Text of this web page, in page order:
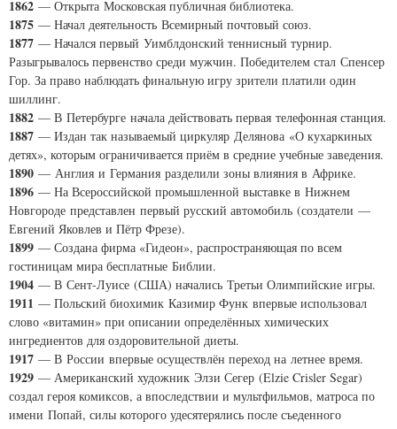
1862 — Открыта Московская публичная библиотека.
1875 — Начал деятельность Всемирный почтовый союз.
1877 — Начался первый Уимблдонский теннисный турнир.
Разыгрывалось первенство среди мужчин. Победителем стал Спенсер
Гор. За право наблюдать финальную игру зрители платили один
шиллинг.
1882 — В Петербурге начала действовать первая телефонная станция.
1887 — Издан так называемый циркуляр Делянова «О кухаркиных
детях», которым ограничивается приём в средние учебные заведения.
1890 — Англия и Германия разделили зоны влияния в Африке.
1896 — На Всероссийской промышленной выставке в Нижнем
Новгороде представлен первый русский автомобиль (создатели —
Евгений Яковлев и Пётр Фрезе).
1899 — Создана фирма «Гидеон», распространяющая по всем
гостиницам мира бесплатные Библии.
1904 — В Сент-Луисе (США) начались Третьи Олимпийские игры.
1911 — Польский биохимик Казимир Функ впервые использовал
слово «витамин» при описании определённых химических
ингредиентов для оздоровительной диеты.
1917 — В России впервые осуществлён переход на летнее время.
1929 — Американский художник Элзи Сегер (Elzie Crisler Segar)
создал героя комиксов, а впоследствии и мультфильмов, матроса по
имени Попай, силы которого удесятерялись после съеденного